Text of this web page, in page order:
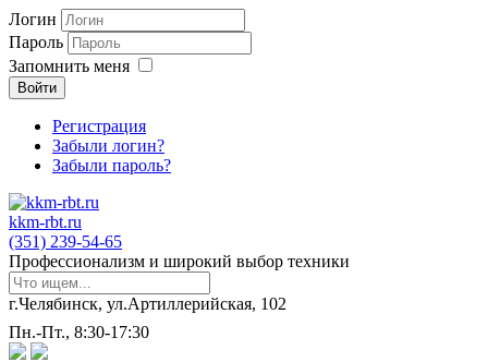
Логин
Пароль
Запомнить меня
Войти
Регистрация
Забыли логин?
Забыли пароль?
kkm-rbt.ru
(351) 239-54-65
Профессионализм и широкий выбор техники
г.Челябинск, ул.Артиллерийская, 102
Пн.-Пт., 8:30-17:30